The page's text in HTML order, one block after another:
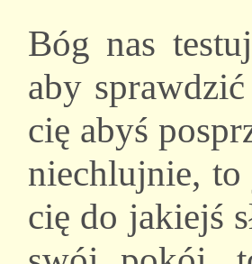
Bóg nas
aby
cię abyś
niechlujnie,
cię do jakiejś